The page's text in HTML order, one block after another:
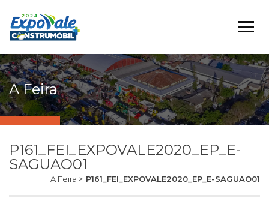
A Feira
P161_FEI_EXPOVALE2020_EP_E-
SAGUAO01
A Feira > P161_FEI_EXPOVALE2020_EP_E-SAGUAO01